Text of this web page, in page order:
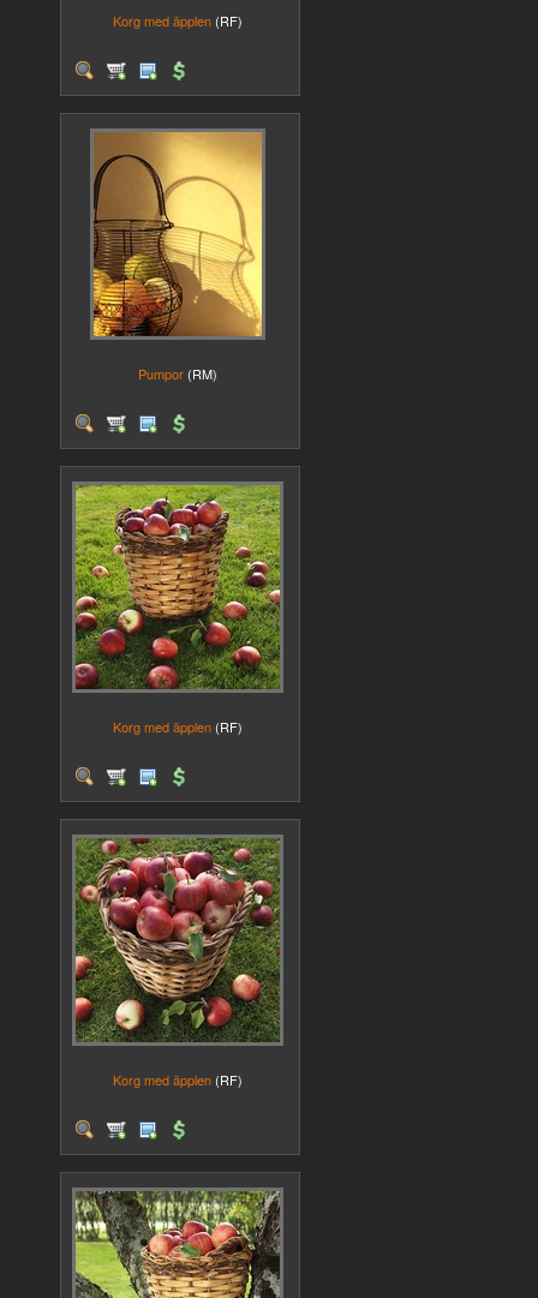
Korg med äpplen (RF)
Pumpor (RM)
Korg med äpplen (RF)
Korg med äpplen (RF)